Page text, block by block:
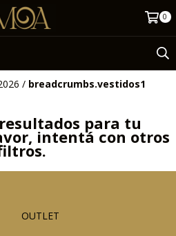
0
/ breadcrumbs.vestidos1
para tu
intentá con otros
OUTLET